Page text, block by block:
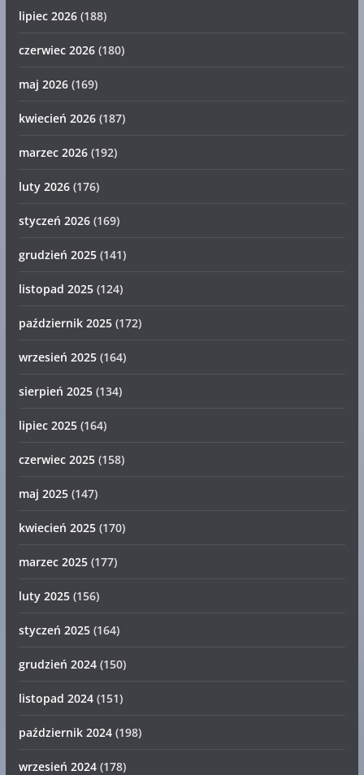
lipiec 2026(188)
czerwiec 2026(180)
maj 2026(169)
kwiecień 2026(187)
marzec 2026(192)
luty 2026(176)
styczeń 2026(169)
grudzień 2025(141)
listopad 2025(124)
październik 2025(172)
wrzesień 2025(164)
sierpień 2025(134)
lipiec 2025(164)
czerwiec 2025(158)
maj 2025(147)
kwiecień 2025(170)
marzec 2025(177)
luty 2025(156)
styczeń 2025(164)
grudzień 2024(150)
listopad 2024(151)
październik 2024(198)
wrzesień 2024(178)